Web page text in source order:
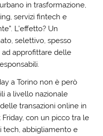
in trasformazione,
servizi fintech e
L’effetto? Un
selettivo, spesso
approfittare delle
a Torino non è però
a livello nazionale
transazioni online in
con un picco tra le
tech, abbigliamento e